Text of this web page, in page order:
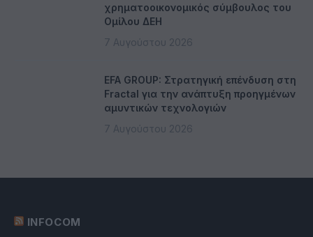
χρηματοοικονομικός σύμβουλος του
Ομίλου ΔΕΗ
7 Αυγούστου 2026
EFA GROUP: Στρατηγική επένδυση στη
Fractal για την ανάπτυξη προηγμένων
αμυντικών τεχνολογιών
7 Αυγούστου 2026
INFOCOM